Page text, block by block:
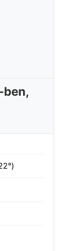
ben,